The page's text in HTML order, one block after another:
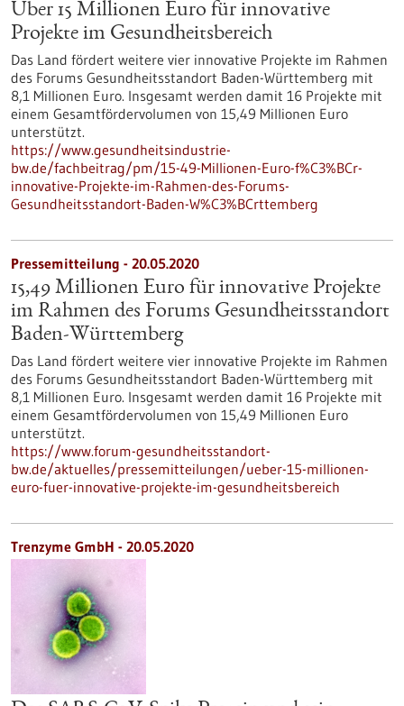
Über 15 Millionen Euro für innovative
Projekte im Gesundheitsbereich
Das Land fördert weitere vier innovative Projekte im Rahmen
des Forums Gesundheitsstandort Baden-Württemberg mit
8,1 Millionen Euro. Insgesamt werden damit 16 Projekte mit
einem Gesamtfördervolumen von 15,49 Millionen Euro
unterstützt.
https://www.gesundheitsindustrie-
bw.de/fachbeitrag/pm/15-49-Millionen-Euro-f%C3%BCr-
innovative-Projekte-im-Rahmen-des-Forums-
Gesundheitsstandort-Baden-W%C3%BCrttemberg
Pressemitteilung - 20.05.2020
15,49 Millionen Euro für innovative Projekte
im Rahmen des Forums Gesundheitsstandort
Baden-Württemberg
Das Land fördert weitere vier innovative Projekte im Rahmen
des Forums Gesundheitsstandort Baden-Württemberg mit
8,1 Millionen Euro. Insgesamt werden damit 16 Projekte mit
einem Gesamtfördervolumen von 15,49 Millionen Euro
unterstützt.
https://www.forum-gesundheitsstandort-
bw.de/aktuelles/pressemitteilungen/ueber-15-millionen-
euro-fuer-innovative-projekte-im-gesundheitsbereich
Trenzyme GmbH - 20.05.2020